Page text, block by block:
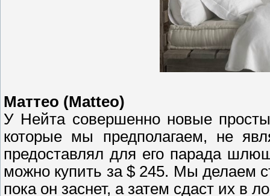
Маттео (Matteo)
У Нейта совершенно новые
которые мы предполагаем, не
предоставлял для его парада
можно купить за $ 245. Мы делаем
пока он заснет, а затем сдаст их в